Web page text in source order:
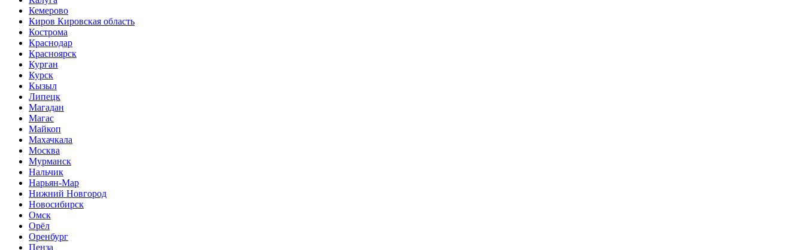
Кемерово
Киров Кировская область
Кострома
Краснодар
Красноярск
Курган
Курск
Кызыл
Липецк
Магадан
Магас
Майкоп
Махачкала
Москва
Мурманск
Нальчик
Нарьян-Мар
Нижний Новгород
Новосибирск
Омск
Орёл
Оренбург
Пенза